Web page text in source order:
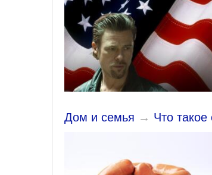
Дом и семья → Что